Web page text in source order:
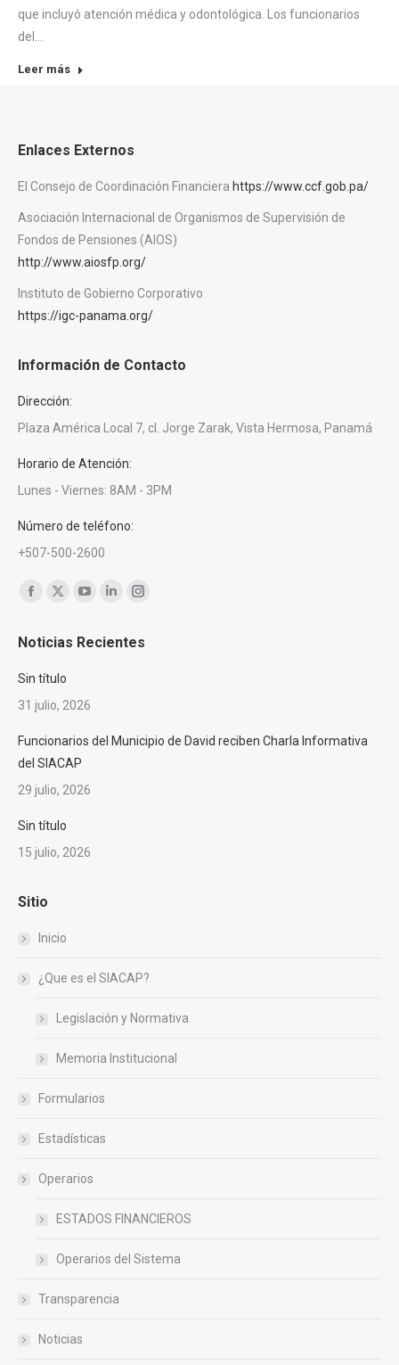
que incluyó atención médica y odontológica. Los funcionarios
del…
Leer más
Enlaces Externos
El Consejo de Coordinación Financiera https://www.ccf.gob.pa/
Asociación Internacional de Organismos de Supervisión de
Fondos de Pensiones (AIOS)
http://www.aiosfp.org/
Instituto de Gobierno Corporativo
https://igc-panama.org/
Información de Contacto
Dirección:
Plaza América Local 7, cl. Jorge Zarak, Vista Hermosa, Panamá
Horario de Atención:
Lunes - Viernes: 8AM - 3PM
Número de teléfono:
+507-500-2600
Encuéntranos en:
opens
in
opens
in
YouTube
opens
Linkedin
opens
Instagram
opens
Noticias Recientes
Sin título
31 julio, 2026
Funcionarios del Municipio de David reciben Charla Informativa
del SIACAP
29 julio, 2026
Sin título
15 julio, 2026
Sitio
Inicio
¿Que es el SIACAP?
Legislación y Normativa
Memoria Institucional
Formularios
Estadísticas
Operarios
ESTADOS FINANCIEROS
Operarios del Sistema
Transparencia
Noticias